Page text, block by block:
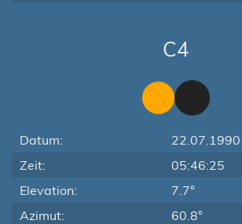
C4
Datum:
22.07.1990
Zeit:
05:46:25
Elevation:
7.7°
Azimut:
60.8°